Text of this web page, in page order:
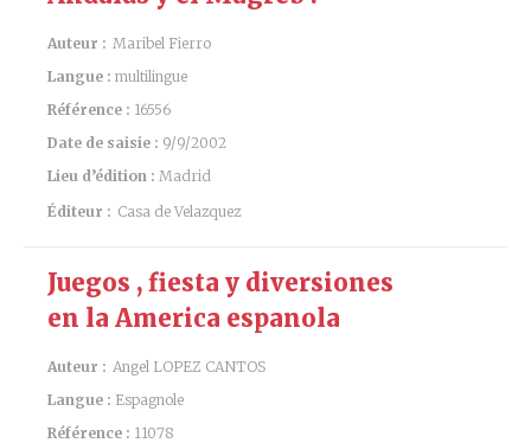
Auteur : Maribel Fierro
Langue : multilingue
Référence : 16556
Date de saisie : 9/9/2002
Lieu d’édition : Madrid
Éditeur : Casa de Velazquez
Juegos , fiesta y diversiones
en la America espanola
Auteur : Angel LOPEZ CANTOS
Langue : Espagnole
Référence : 11078